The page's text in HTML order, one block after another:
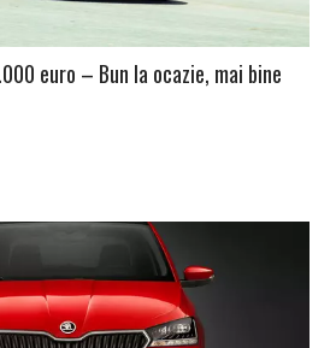
euro – Bun la ocazie, mai bine